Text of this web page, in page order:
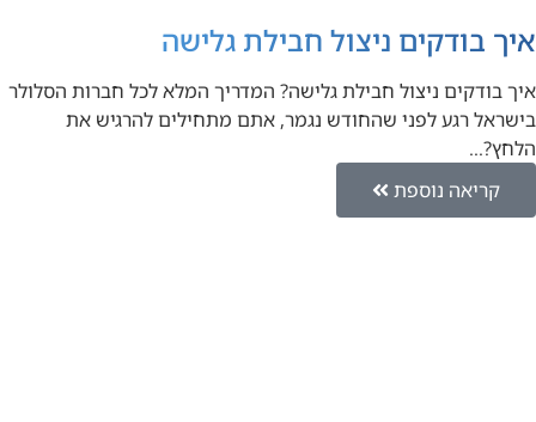
איך בודקים ניצול חבילת גלישה
איך בודקים ניצול חבילת גלישה? המדריך המלא לכל חברות הסלולר
בישראל רגע לפני שהחודש נגמר, אתם מתחילים להרגיש את
הלחץ?…
קריאה נוספת